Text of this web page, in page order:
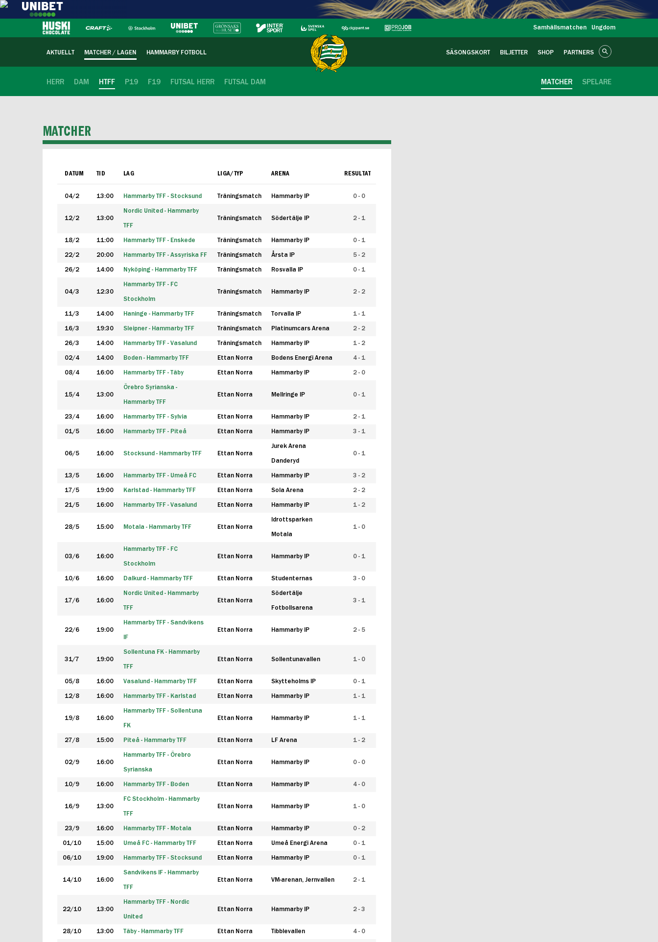
Samhällsmatchen Ungdom
AKTUELLT MATCHER / LAGEN HAMMARBY FOTBOLL SÄSONGSKORT BILJETTER SHOP PARTNERS
HERR DAM HTFF P19 F19 FUTSAL HERR FUTSAL DAM SPELARE
MATCHER
MATCHER
DATUM TID LAG LIGA/TYP ARENA RESULTAT
04/2 13:00 Hammarby TFF - Stocksund Träningsmatch Hammarby IP 0 - 0
12/2 13:00
Nordic United - Hammarby
TFF
Träningsmatch Södertälje IP 2 - 1
18/2 11:00 Hammarby TFF - Enskede Träningsmatch Hammarby IP 0 - 1
22/2 20:00 Hammarby TFF - Assyriska FF Träningsmatch Årsta IP 5 - 2
26/2 14:00 Nyköping - Hammarby TFF Träningsmatch Rosvalla IP 0 - 1
04/3 12:30
Hammarby TFF - FC
Stockholm
Träningsmatch Hammarby IP 2 - 2
11/3 14:00 Haninge - Hammarby TFF Träningsmatch Torvalla IP 1 - 1
16/3 19:30 Sleipner - Hammarby TFF Träningsmatch Platinumcars Arena 2 - 2
26/3 14:00 Hammarby TFF - Vasalund Träningsmatch Hammarby IP 1 - 2
02/4 14:00 Boden - Hammarby TFF Ettan Norra Bodens Energi Arena 4 - 1
08/4 16:00 Hammarby TFF - Täby Ettan Norra Hammarby IP 2 - 0
15/4 13:00
Örebro Syrianska -
Hammarby TFF
Ettan Norra Mellringe IP 0 - 1
23/4 16:00 Hammarby TFF - Sylvia Ettan Norra Hammarby IP 2 - 1
01/5 16:00 Hammarby TFF - Piteå Ettan Norra Hammarby IP 3 - 1
06/5 16:00 Stocksund - Hammarby TFF Ettan Norra
Jurek Arena
Danderyd
0 - 1
13/5 16:00 Hammarby TFF - Umeå FC Ettan Norra Hammarby IP 3 - 2
17/5 19:00 Karlstad - Hammarby TFF Ettan Norra Sola Arena 2 - 2
21/5 16:00 Hammarby TFF - Vasalund Ettan Norra Hammarby IP 1 - 2
28/5 15:00 Motala - Hammarby TFF Ettan Norra
Idrottsparken
Motala
1 - 0
03/6 16:00
Hammarby TFF - FC
Stockholm
Ettan Norra Hammarby IP 0 - 1
10/6 16:00 Dalkurd - Hammarby TFF Ettan Norra Studenternas 3 - 0
17/6 16:00
Nordic United - Hammarby
TFF
Ettan Norra
Södertälje
Fotbollsarena
3 - 1
22/6 19:00
Hammarby TFF - Sandvikens
IF
Ettan Norra Hammarby IP 2 - 5
31/7 19:00
Sollentuna FK - Hammarby
TFF
Ettan Norra Sollentunavallen 1 - 0
05/8 16:00 Vasalund - Hammarby TFF Ettan Norra Skytteholms IP 0 - 1
12/8 16:00 Hammarby TFF - Karlstad Ettan Norra Hammarby IP 1 - 1
19/8 16:00
Hammarby TFF - Sollentuna
FK
Ettan Norra Hammarby IP 1 - 1
27/8 15:00 Piteå - Hammarby TFF Ettan Norra LF Arena 1 - 2
02/9 16:00
Hammarby TFF - Örebro
Syrianska
Ettan Norra Hammarby IP 0 - 0
10/9 16:00 Hammarby TFF - Boden Ettan Norra Hammarby IP 4 - 0
16/9 13:00
FC Stockholm - Hammarby
TFF
Ettan Norra Hammarby IP 1 - 0
23/9 16:00 Hammarby TFF - Motala Ettan Norra Hammarby IP 0 - 2
01/10 15:00 Umeå FC - Hammarby TFF Ettan Norra Umeå Energi Arena 0 - 1
06/10 19:00 Hammarby TFF - Stocksund Ettan Norra Hammarby IP 0 - 1
14/10 16:00
Sandvikens IF - Hammarby
TFF
Ettan Norra VM-arenan, Jernvallen 2 - 1
22/10 13:00
Hammarby TFF - Nordic
United
Ettan Norra Hammarby IP 2 - 3
28/10 13:00 Täby - Hammarby TFF Ettan Norra Tibblevallen 4 - 0